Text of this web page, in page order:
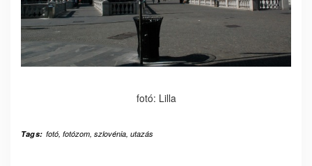
fotó: Lilla
Tags: fotó, fotózom, szlovénia, utazás